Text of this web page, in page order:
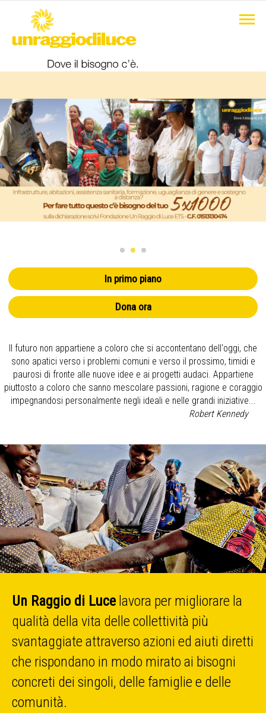
In primo piano
Dona ora
Il futuro non appartiene a coloro che si accontentano dell‘oggi, che
sono apatici verso i problemi comuni e verso il prossimo, timidi e
paurosi di fronte alle nuove idee e ai progetti audaci. Appartiene
piuttosto a coloro che sanno mescolare passioni, ragione e coraggio
impegnandosi personalmente negli ideali e nelle grandi iniziative...
Robert Kennedy
Un Raggio di Luce lavora per migliorare la
qualità della vita delle collettività più
svantaggiate attraverso azioni ed aiuti diretti
che rispondano in modo mirato ai bisogni
concreti dei singoli, delle famiglie e delle
comunità.